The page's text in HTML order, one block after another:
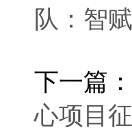
队：智
下一篇：
心项目